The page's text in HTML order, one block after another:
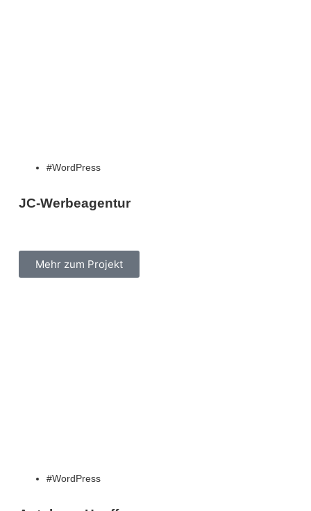
WordPress
JC-Werbeagentur
Mehr zum Projekt
WordPress